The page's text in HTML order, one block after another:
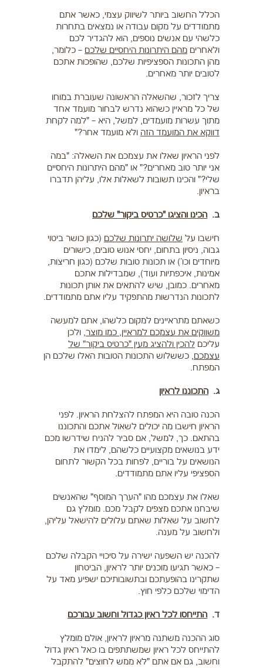
הכלל החשוב ביותר לשיווק עצמי, כאשר אתם
מתמודדים על מקום עבודה או נמצאים בתחרות
כלשהי עם אנשים נוספים, הוא להגדיר לכם
ולאחרים מהם היתרונות היחסיים שלכם – כלומר,
מהן התכונות הספציפיות שלכם, שהופכות אתכם
לטובים יותר מאחרים.
צריך לזכור, שהשאלה הראשונה שעוברת במוחו
של כל מראיין כשהוא נדרש לבחור מועמד אחד
מתוך עשרות מועמדים, למשל, היא – "למה לקחת
דווקא את המועמד הזה ולא מועמד אחר?"
לפני הראיון שאלו את עצמכם את השאלה: "במה
אני יותר טוב מאחרים?" או "מהם היתרונות היחסיים
שלי?" והכינו תשובות לשאלות אלו, עליהן תדברו
בראיון.
ב. הכינו והציגו "כרטיס ביקור" שלכם
חישבו על שלושה יתרונות שלכם (כגון כושר ביטוי
גבוה, ניסיון בתחום, יחסי אנוש טובים, כישורים
מיוחדים וכו') או תכונות טובות שלכם (כגון חריצות,
אמינות, איכפתיות ועוד), שמבדילות אתכם
מאחרים. כמובן, שיש להתאים את אותן תכונות
לתכונות הנדרשות מהתפקיד עליו אתם מתמודדים.
כשאתם מתראיינים למקום כלשהו, אתם למעשה
משווקים את עצמכם למראיין, כמו מוצר, ולכן
עליכם להכין ולהציג מעין "כרטיס ביקור" של
עצמכם, כששלוש התכונות הטובות האלו שלכם הן
המפתח.
ג. התכוננו לראיון
הכנה טובה היא המפתח להצלחת הראיון. לפני
הראיון חישבו מה יכולים לשאול אתכם והתכוננו
בהתאם. כך, למשל, אם סביר להניח שידרשו מכם
ידע בנושאים מקצועיים כלשהם, לימדו את
הנושאים על בוריים, לפחות בכל הקשור לתחום
הספציפי עליו אתם מתמודדים.
שאלו את עצמכם מהו "הערך המוסף" שהאנשים
שיבחנו אתכם מצפים לקבל מכם. מומלץ גם
לחשוב על שאלות שאתם עלולים להישאל עליהן,
ולחשוב על מענה.
להכנה יש השפעה ישירה על סיכויי הקבלה שלכם
– כאשר תגיעו מוכנים יותר לראיון, הביטחון
שתקרינו בהופעתכם ובתשובותיכם ישפיע מאד על
הדימוי שלכם כלפי חוץ.
ד. התייחסו לכל ראיון כגדול וחשוב עבורכם
סוג ההכנה משתנה מראיון לראיון, אולם מומלץ
להתייחס לכל ראיון שמשתתפים בו כאל ראיון גדול
וחשוב, גם אם אתם "לא ממש לחוצים" להתקבל